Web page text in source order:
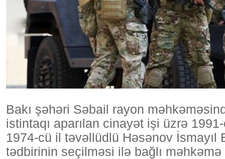
Bakı şəhəri Səbail rayon
istintaqı aparılan cinayət işi üzrə
1974-cü il təvəllüdlü Həsənov
tədbirinin seçilməsi ilə bağlı